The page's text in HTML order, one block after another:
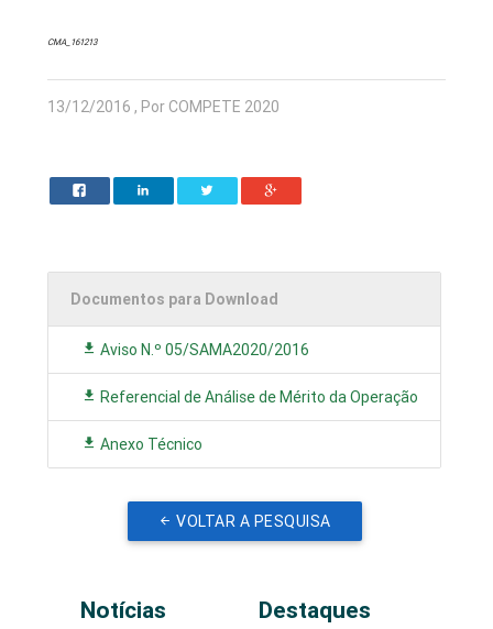
CMA_161213
13/12/2016 , Por COMPETE 2020
Documentos para Download
Aviso N.º 05/SAMA2020/2016
Referencial de Análise de Mérito da Operação
Anexo Técnico
VOLTAR A PESQUISA
Notícias Destaques